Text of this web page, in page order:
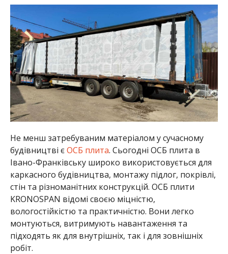
Не менш затребуваним матеріалом у сучасному
будівництві єОСБ плита. Сьогодні ОСБ плита в
Івано-Франківську широко використовується для
каркасного будівництва, монтажу підлог, покрівлі,
стін та різноманітних конструкцій. ОСБ плити
KRONOSPAN відомі своєю міцністю,
вологостійкістю та практичністю. Вони легко
монтуються, витримують навантаження та
підходять як для внутрішніх, так і для зовнішніх
робіт.